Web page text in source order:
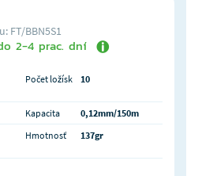
FT/BBN5S1
2-4 prac. dní
Počet ložísk 10
Kapacita
0,12mm/150m
Hmotnosť 137gr